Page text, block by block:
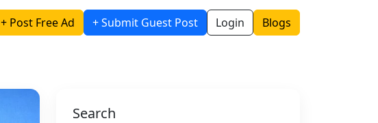
+ Post Free Ad + Submit Guest Post Login Blogs
Search